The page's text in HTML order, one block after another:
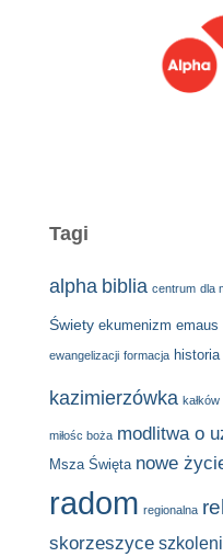
Tagi
alpha biblia centrum dla
Świety ekumenizm emaus
ewangelizacji formacja
kazimierzówka kałków
miłośc boża modlitwa o
Msza Święta nowe
radom regionalna
skorzeszyce